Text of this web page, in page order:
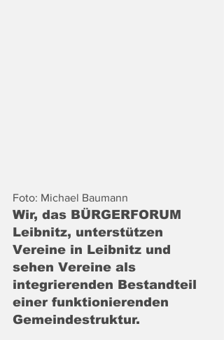
Foto: Michael Baumann
Wir, das BÜRGERFORUM
Leibnitz, unterstützen
Vereine in Leibnitz und
sehen Vereine als
integrierenden Bestandteil
einer funktionierenden
Gemeindestruktur.